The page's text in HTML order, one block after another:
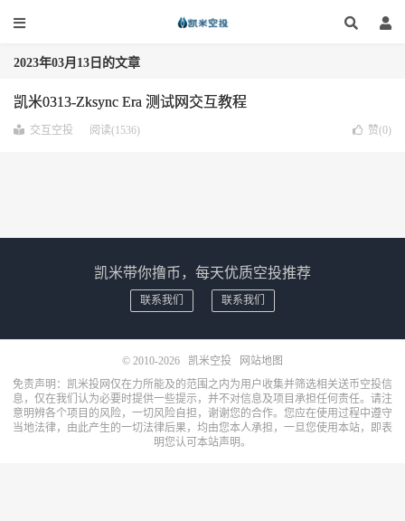
2023年03月13日的文章
凯米0313-Zksync Era 测试网交互教程
交互空投 阅读(1536) 赞(0)
凯米带你撸币，每天优质空投推荐
联系我们 联系我们
© 2010-2026 凯米空投
网站地图
免责声明：凯米投网仅在力所能及的范围之内为用户收集并筛选相关送币空投信
息，仅在我们认为必要时提供一些提示，并不对信息及项目承担任何责任。请注
意明辨各个项目的风险，一切风险自担，谢谢您的合作。您应在使用过程中遵守
当地法律，由此产生的一切法律后果，均由您本人承担，一旦您使用本站，即表
明您认可本站声明。